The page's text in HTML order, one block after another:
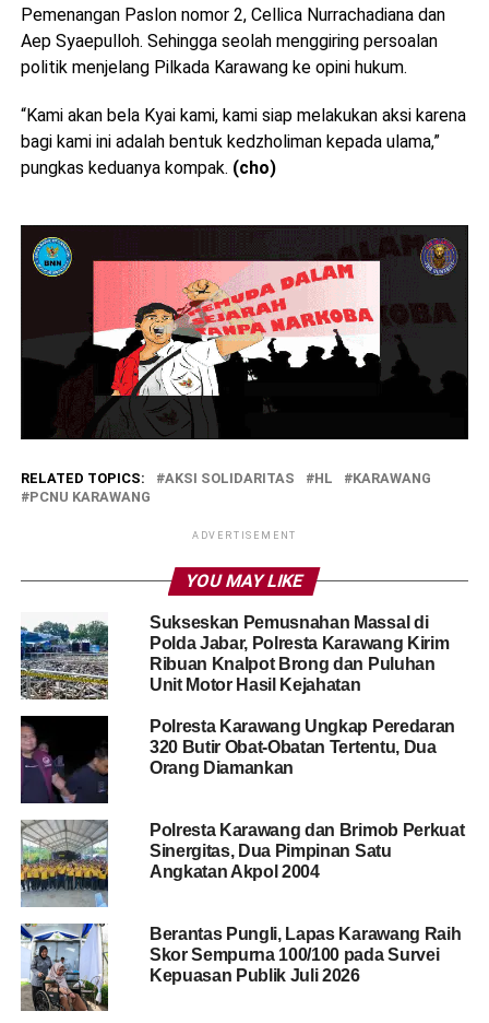
Pemenangan Paslon nomor 2, Cellica Nurrachadiana dan
Aep Syaepulloh. Sehingga seolah menggiring persoalan
politik menjelang Pilkada Karawang ke opini hukum.
“Kami akan bela Kyai kami, kami siap melakukan aksi karena
bagi kami ini adalah bentuk kedzholiman kepada ulama,”
pungkas keduanya kompak. (cho)
RELATED TOPICS: AKSI SOLIDARITAS HL
KARAWANG
PCNU KARAWANG
ADVERTISEMENT
YOU MAY LIKE
Sukseskan Pemusnahan Massal di
Polda Jabar, Polresta Karawang Kirim
Ribuan Knalpot Brong dan Puluhan
Unit Motor Hasil Kejahatan
Polresta Karawang Ungkap Peredaran
320 Butir Obat-Obatan Tertentu, Dua
Orang Diamankan
Polresta Karawang dan Brimob Perkuat
Sinergitas, Dua Pimpinan Satu
Angkatan Akpol 2004
Berantas Pungli, Lapas Karawang Raih
Skor Sempurna 100/100 pada Survei
Kepuasan Publik Juli 2026